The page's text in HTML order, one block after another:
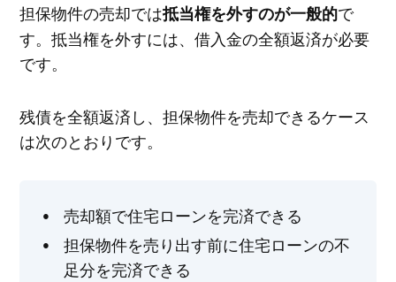
担保物件の売却では抵当権を外すのが一般的で
す。抵当権を外すには、借入金の全額返済が必要
です。
残債を全額返済し、担保物件を売却できるケース
は次のとおりです。
売却額で住宅ローンを完済できる
担保物件を売り出す前に住宅ローンの不
足分を完済できる